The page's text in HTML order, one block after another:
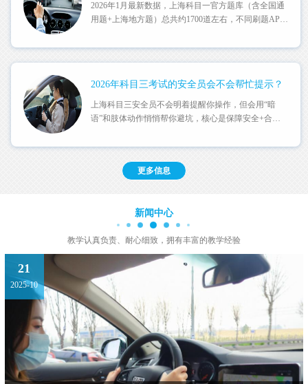
2026年1月最新数据，上海科目一官方题库（含全国通
用题+上海地方题）总共约1700道左右，不同刷题APP
2026年科目三考试的安全员会不会帮忙提示？
上海科目三安全员不会明着提醒你操作，但会用“暗
语”和肢体动作悄悄帮你避坑，核心是保障安全+合规
更多信息
新闻中心
教学认真负责、耐心细致，拥有丰富的教学经验
21
2025-10